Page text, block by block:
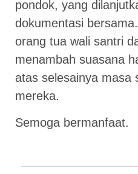
pondok, yang
dokumentasi
orang tua wali santri
menambah suasana
atas selesainya masa
mereka.
Semoga bermanfaat.